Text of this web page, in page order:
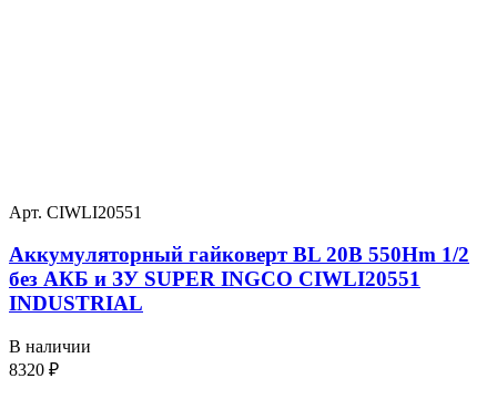
Арт. CIWLI20551
Аккумуляторный гайковерт BL 20В 550Hm 1/2
без АКБ и ЗУ SUPER INGCO CIWLI20551
INDUSTRIAL
В наличии
8320 ₽